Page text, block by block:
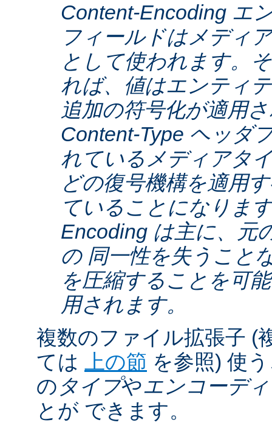
Content-Encoding エ
フィールドはメディ
として使われます。
れば、値はエンティ
追加の符号化が適用
Content-Type ヘッダ
れているメディアタ
どの復号機構を適用
ていることになりま
Encoding は主に、元
の 同一性を失うこと
を圧縮することを可
用されます。
複数のファイル拡張子 (
ては
上の節 を参照) 使
の タイプやエンコーデ
とが できます。